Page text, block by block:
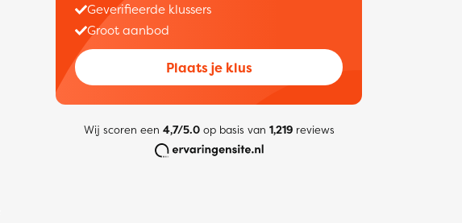
Geverifieerde klussers
Groot aanbod
Plaats je klus
Wij scoren een 4,7/5.0op basis van 1,219reviews